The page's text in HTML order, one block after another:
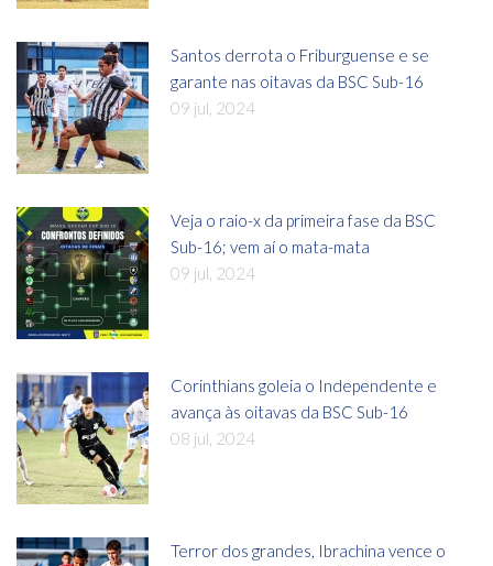
Santos derrota o Friburguense e se
garante nas oitavas da BSC Sub-16
09 jul, 2024
Veja o raio-x da primeira fase da BSC
Sub-16; vem aí o mata-mata
09 jul, 2024
Corinthians goleia o Independente e
avança às oitavas da BSC Sub-16
08 jul, 2024
Terror dos grandes, Ibrachina vence o